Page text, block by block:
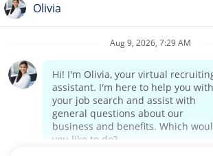
Page d'accueil du site de